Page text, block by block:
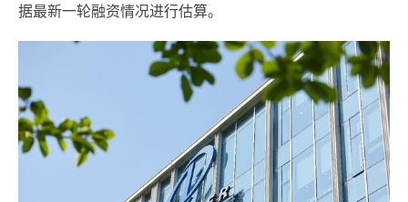
据最新一轮融资情况进行估算。